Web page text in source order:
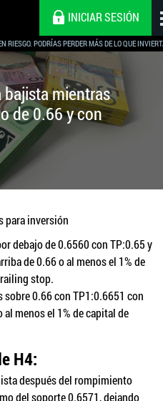
RIESGO. PODRÍAS PERDER MÁS DE LO QUE
INICIAR SESIÓN
bajista mientras
de 0.66 y con
para inversión
debajo de 0.6560 con TP:0.65 y
de 0.66 o al menos el 1% de
stop.
sobre 0.66 con TP1:0.6651 con
menos el 1% de capital de
H4:
después del rompimiento
del soporte 0.6571, dejando